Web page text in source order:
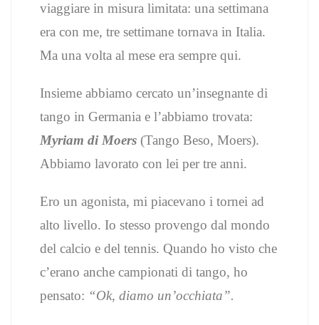
viaggiare in misura limitata: una settimana
era con me, tre settimane tornava in Italia.
Ma una volta al mese era sempre qui.
Insieme abbiamo cercato un’insegnante di
tango in Germania e l’abbiamo trovata:
Myriam di Moers (Tango Beso, Moers).
Abbiamo lavorato con lei per tre anni.
Ero un agonista, mi piacevano i tornei ad
alto livello. Io stesso provengo dal mondo
del calcio e del tennis. Quando ho visto che
c’erano anche campionati di tango, ho
pensato: “Ok, diamo un’occhiata”.